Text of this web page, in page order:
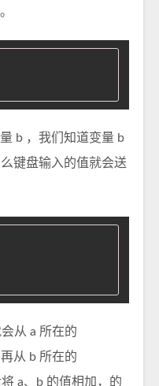
b ，我们知道变量 b
键盘输入的值就会送
从 a 所在的
从 b 所在的
a、b 的值相加，的